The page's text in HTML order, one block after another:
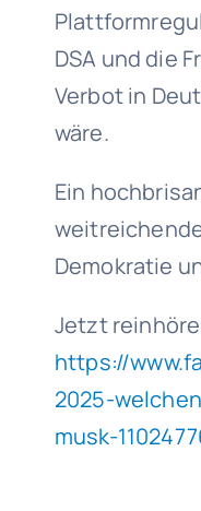
DSA und die
Verbot in
wäre.
Ein
Demokratie
Jetzt
https://
2025-
musk-